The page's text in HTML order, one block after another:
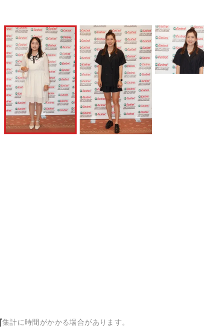
集計に時間がかかる場合があります。